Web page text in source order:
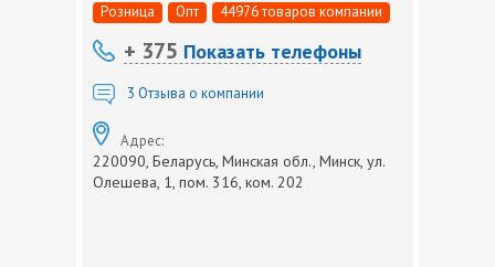
Розница Опт 44976 товаров компании
+ 375 Показать телефоны
3 Отзыва о компании
Адрес:
220090, Беларусь, Минская обл., Минск, ул.
Олешева, 1, пом. 316, ком. 202